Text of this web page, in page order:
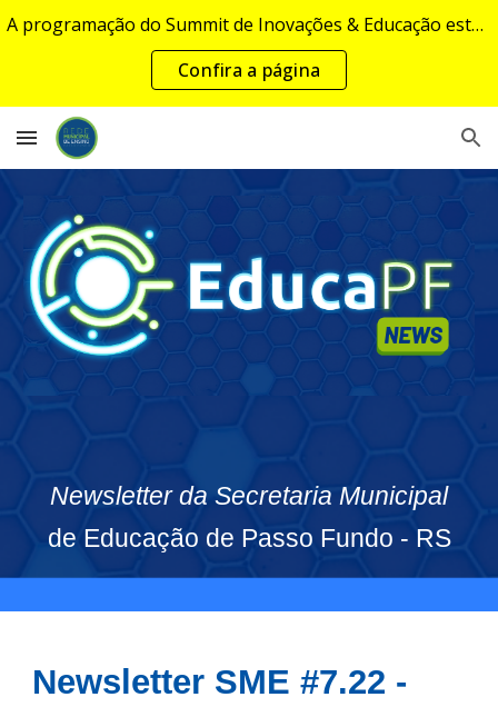
Skip to main content Skip to navigation
A programação do Summit de Inovações & Educação estará disponível em breve...
Confira a página
Newsletter da Secretaria Municipal
de Educação de Passo Fundo - RS
Newsletter SME #7.22 -